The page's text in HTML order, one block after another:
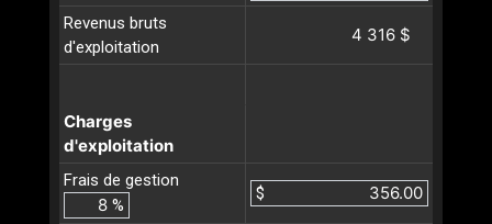
Revenus bruts
d'exploitation
4 316 $
Charges
d'exploitation
Frais de gestion
%
$